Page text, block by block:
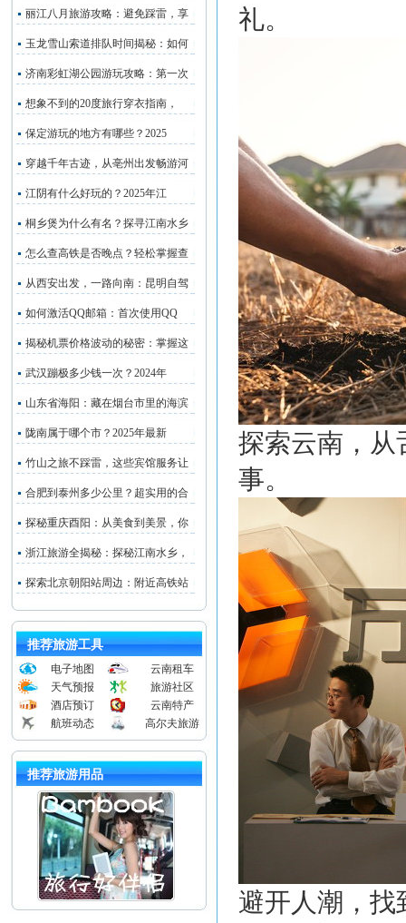
丽江八月旅游攻略：避免踩雷，享
玉龙雪山索道排队时间揭秘：如何
济南彩虹湖公园游玩攻略：第一次
想象不到的20度旅行穿衣指南，
保定游玩的地方有哪些？2025
穿越千年古迹，从亳州出发畅游河
江阴有什么好玩的？2025年江
桐乡煲为什么有名？探寻江南水乡
怎么查高铁是否晚点？轻松掌握查
从西安出发，一路向南：昆明自驾
如何激活QQ邮箱：首次使用QQ
揭秘机票价格波动的秘密：掌握这
武汉蹦极多少钱一次？2024年
山东省海阳：藏在烟台市里的海滨
陇南属于哪个市？2025年最新
竹山之旅不踩雷，这些宾馆服务让
合肥到泰州多少公里？超实用的合
探秘重庆酉阳：从美食到美景，你
浙江旅游全揭秘：探秘江南水乡，
探索北京朝阳站周边：附近高铁站
推荐旅游工具
电子地图
云南租车
天气预报
旅游社区
酒店预订
云南特产
航班动态
高尔夫旅游
推荐旅游用品
礼。
探索云南，从
事。
避开人潮，找